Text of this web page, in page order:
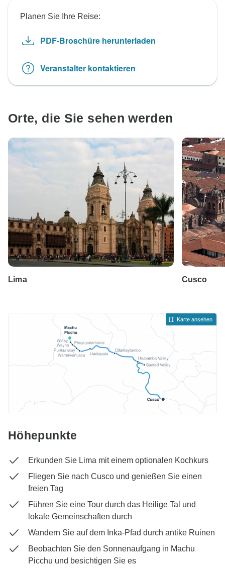
Planen Sie Ihre Reise:
PDF-Broschüre herunterladen
Veranstalter kontaktieren
Orte, die Sie sehen werden
Lima Cusco
Höhepunkte
Erkunden Sie Lima mit einem optionalen Kochkurs
Fliegen Sie nach Cusco und genießen Sie einen
freien Tag
Führen Sie eine Tour durch das Heilige Tal und
lokale Gemeinschaften durch
Wandern Sie auf dem Inka-Pfad durch antike Ruinen
Beobachten Sie den Sonnenaufgang in Machu
Picchu und besichtigen Sie es
Karte ansehen